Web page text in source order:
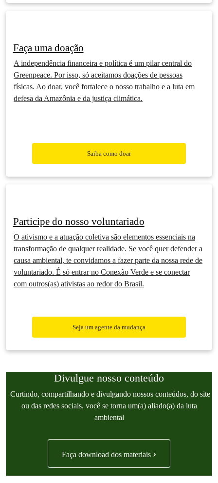
Faça uma doação
A independência financeira e política é um pilar central do
Greenpeace. Por isso, só aceitamos doações de pessoas
físicas. Ao doar, você fortalece o nosso trabalho e a luta em
defesa da Amazônia e da justiça climática.
Saiba como doar
Participe do nosso voluntariado
O ativismo e a atuação coletiva são elementos essenciais na
transformação de qualquer realidade. Se você quer defender a
causa ambiental, te convidamos a fazer parte da nossa rede de
voluntariado. É só entrar no Conexão Verde e se conectar
com outros(as) ativistas ao redor do Brasil.
Seja um agente da mudança
Divulgue nosso conteúdo
Curtindo, compartilhando e divulgando nossos conteúdos, do site
ou das redes sociais, você se torna um(a) aliado(a) da luta
ambiental
Faça download dos materiais ›